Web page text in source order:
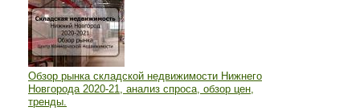
Обзор рынка складской недвижимости Нижнего
Новгорода 2020-21, анализ спроса, обзор цен,
тренды.